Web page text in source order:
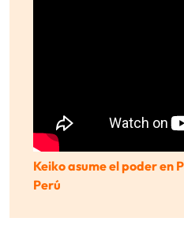
Keiko asume el poder en
Perú